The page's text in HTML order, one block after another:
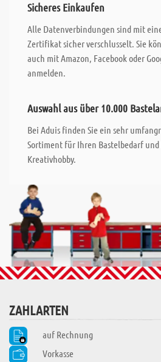
Sicheres Einkaufen
Alle Datenverbindungen sind mit
Zertifikat sicher verschlusselt. Sie
auch mit Amazon, Facebook oder
anmelden.
Auswahl aus über 10.000
Bei Aduis finden Sie ein sehr
Sortiment für Ihren Bastelbedarf
Kreativhobby.
ZAHLARTEN
auf Rechnung
Vorkasse